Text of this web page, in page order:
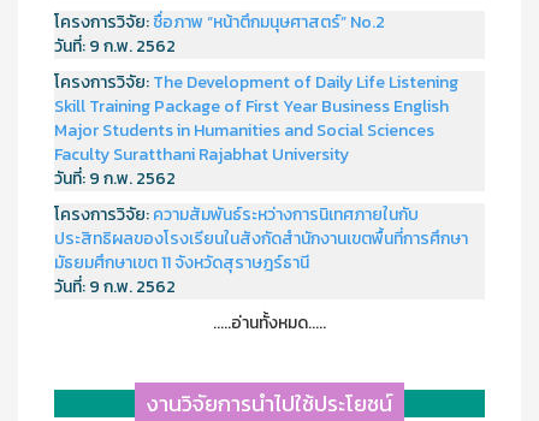
โครงการวิจัย:ชื่อภาพ “หน้าตึกมนุษศาสตร์” No.2
วันที่:9 ก.พ. 2562
โครงการวิจัย:The Development of Daily Life Listening
Skill Training Package of First Year Business English
Major Students in Humanities and Social Sciences
Faculty Suratthani Rajabhat University
วันที่:9 ก.พ. 2562
โครงการวิจัย:ความสัมพันธ์ระหว่างการนิเทศภายในกับ
ประสิทธิผลของโรงเรียนในสังกัดสำนักงานเขตพื้นที่การศึกษา
มัธยมศึกษาเขต 11 จังหวัดสุราษฎร์ธานี
วันที่:9 ก.พ. 2562
.....อ่านทั้งหมด.....
งานวิจัยการนำไปใช้ประโยชน์